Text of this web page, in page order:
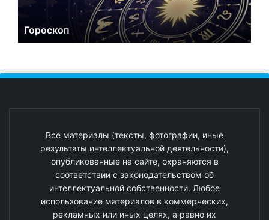
Гороскоп
Все материалы (тексты, фотографии, иные
результаты интеллектуальной деятельности),
опубликованные на сайте, охраняются в
соответствии с законодательством об
интеллектуальной собственности. Любое
использование материалов в коммерческих,
рекламных или иных целях, а равно их